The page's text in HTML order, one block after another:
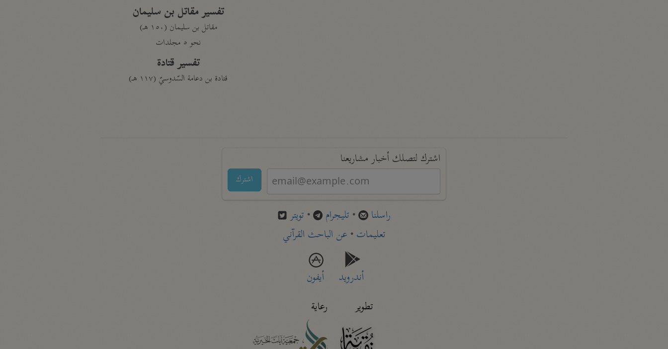
تفسير مقاتل بن سليمان
مقاتل بن سليمان (١٥٠ هـ)
نحو ٥ مجلدات
تفسير قتادة
قتادة بن دعامة السّدوسيّ (١١٧ هـ)
اشترك لتصلك أخبار مشاريعنا
اشترك
راسلنا • تليجرام • تويتر
تعليمات• عن الباحث القرآني
أندرويد
أيفون
تطوير
رعاية